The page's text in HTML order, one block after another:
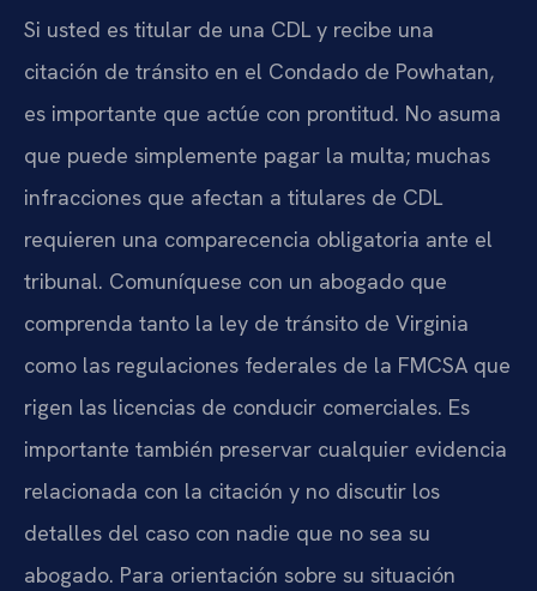
Si usted es titular de una CDL y recibe una
citación de tránsito en el Condado de Powhatan,
es importante que actúe con prontitud. No asuma
que puede simplemente pagar la multa; muchas
infracciones que afectan a titulares de CDL
requieren una comparecencia obligatoria ante el
tribunal. Comuníquese con un abogado que
comprenda tanto la ley de tránsito de Virginia
como las regulaciones federales de la FMCSA que
rigen las licencias de conducir comerciales. Es
importante también preservar cualquier evidencia
relacionada con la citación y no discutir los
detalles del caso con nadie que no sea su
abogado. Para orientación sobre su situación